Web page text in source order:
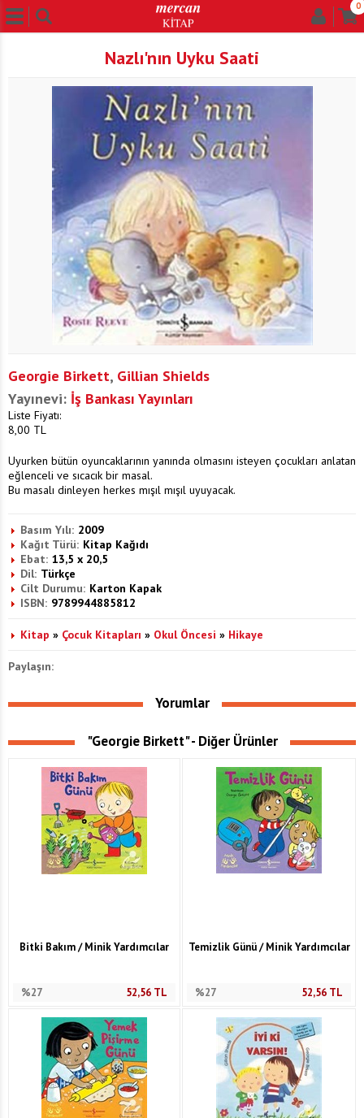
0
Nazlı'nın Uyku Saati
Georgie Birkett, Gillian Shields
Yayınevi: İş Bankası Yayınları
Liste Fiyatı:
8,00 TL
Uyurken bütün oyuncaklarının yanında olmasını isteyen çocukları anlatan
eğlenceli ve sıcacık bir masal.
Bu masalı dinleyen herkes mışıl mışıl uyuyacak.
Basım Yılı: 2009
Kağıt Türü: Kitap Kağıdı
Ebat: 13,5 x 20,5
Dil: Türkçe
Cilt Durumu: Karton Kapak
ISBN: 9789944885812
Kitap » Çocuk Kitapları » Okul Öncesi » Hikaye
Paylaşın:
Yorumlar
"Georgie Birkett" - Diğer Ürünler
Bitki Bakım / Minik Yardımcılar
%27 52,56TL
Temizlik Günü / Minik Yardımcılar
%27 52,56 TL